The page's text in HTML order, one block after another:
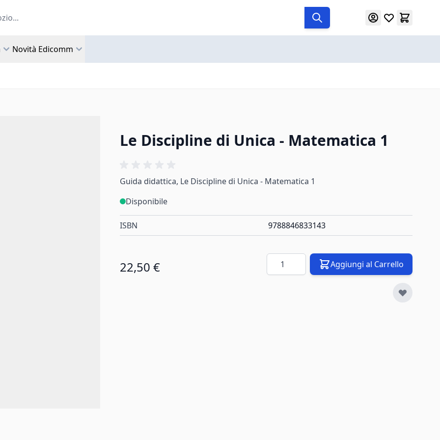
Novità Edicomm
Le Discipline di Unica - Matematica 1
Guida didattica, Le Discipline di Unica - Matematica 1
Disponibile
ISBN 9788846833143
22,50 € Quantità Aggiungi al Carrello